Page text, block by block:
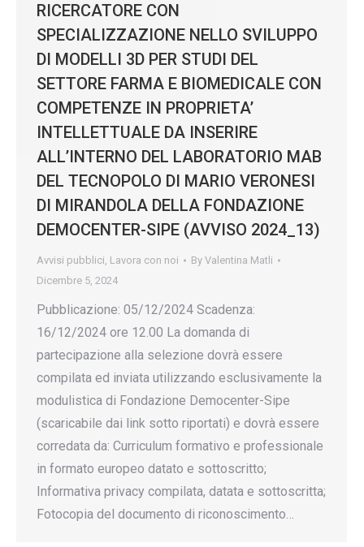
RICERCATORE CON
SPECIALIZZAZIONE NELLO SVILUPPO
DI MODELLI 3D PER STUDI DEL
SETTORE FARMA E BIOMEDICALE CON
COMPETENZE IN PROPRIETA’
INTELLETTUALE DA INSERIRE
ALL’INTERNO DEL LABORATORIO MAB
DEL TECNOPOLO DI MARIO VERONESI
DI MIRANDOLA DELLA FONDAZIONE
DEMOCENTER-SIPE (AVVISO 2024_13)
Avvisi pubblici, Lavora con noi By Valentina Matli
Dicembre 5, 2024
Pubblicazione: 05/12/2024 Scadenza:
16/12/2024 ore 12.00 La domanda di
partecipazione alla selezione dovrà essere
compilata ed inviata utilizzando esclusivamente la
modulistica di Fondazione Democenter-Sipe
(scaricabile dai link sotto riportati) e dovrà essere
corredata da: Curriculum formativo e professionale
in formato europeo datato e sottoscritto;
Informativa privacy compilata, datata e sottoscritta;
Fotocopia del documento di riconoscimento…